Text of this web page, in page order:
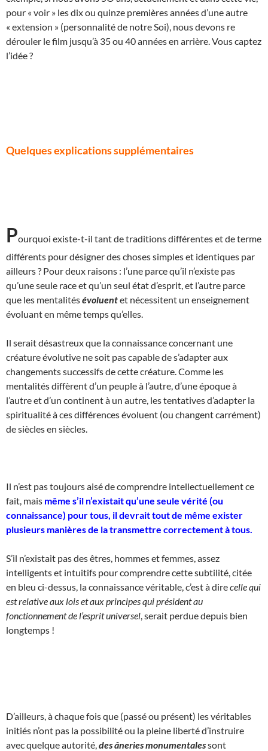
pour « voir » les dix ou quinze premières années d’une autre
« extension » (personnalité de notre Soi), nous devons re
dérouler le film jusqu’à 35 ou 40 années en arrière. Vous captez
l’idée ?
Quelques explications supplémentaires
Pourquoi existe-t-il tant de traditions différentes et de terme
différents pour désigner des choses simples et identiques par
ailleurs ? Pour deux raisons : l’une parce qu’il n’existe pas
qu’une seule race et qu’un seul état d’esprit, et l’autre parce
que les mentalitésévoluentet nécessitent un enseignement
évoluant en même temps qu’elles.
Il serait désastreux que la connaissance concernant une
créature évolutive ne soit pas capable de s’adapter aux
changements successifs de cette créature. Comme les
mentalités diffèrent d’un peuple à l’autre, d’une époque à
l’autre et d’un continent à un autre, les tentatives d’adapter la
spiritualité à ces différences évoluent (ou changent carrément)
de siècles en siècles.
Il n’est pas toujours aisé de comprendre intellectuellement ce
fait, mais même s’il n’existait qu’une seule vérité (ou
connaissance) pour tous, il devrait tout de même exister
plusieurs manières de la transmettre correctement à tous.
S’il n’existait pas des êtres, hommes et femmes, assez
intelligents et intuitifs pour comprendre cette subtilité, citée
en bleu ci-dessus, la connaissance véritable, c’est à direcelle qui
est relative aux lois et aux principes qui président au
fonctionnement de l’esprit universel , serait perdue depuis bien
longtemps !
D’ailleurs, à chaque fois que (passé ou présent) les véritables
initiés n’ont pas la possibilité ou la pleine liberté d’instruire
avec quelque autorité, des âneries monumentalessont